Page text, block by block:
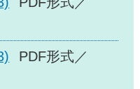
PDF形式／